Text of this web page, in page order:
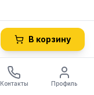
В корзину
Контакты Профиль